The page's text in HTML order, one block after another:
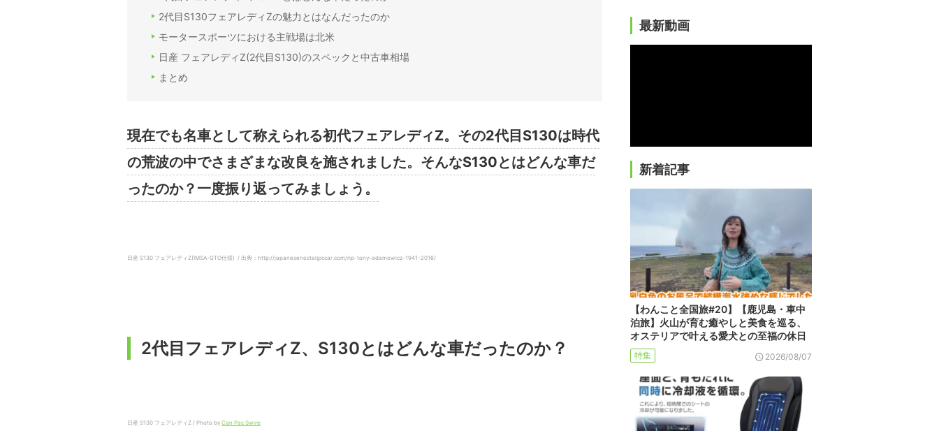
2代目S130フェアレディZの魅力とはなんだったのか
モータースポーツにおける主戦場は北米
日産 フェアレディZ(2代目S130)のスペックと中古車相場
まとめ
現在でも名車として称えられる初代フェアレディZ。その2代目S130は時代
の荒波の中でさまざまな改良を施されました。そんなS130とはどんな車だ
ったのか？一度振り返ってみましょう。
日産 S130 フェアレディZ(IMSA-GTO仕様) / 出典：http://japanesenostalgiccar.com/rip-tony-adamowicz-1941-2016/
2代目フェアレディZ、S130とはどんな車だったのか？
日産 S130 フェアレディZ / Photo by Can Pac Swire
最新動画
新着記事
【わんこと全国旅#20】【鹿児島・車中
泊旅】火山が育む癒やしと美食を巡る、
オステリアで叶える愛犬との至福の休日
特集 2026/08/07